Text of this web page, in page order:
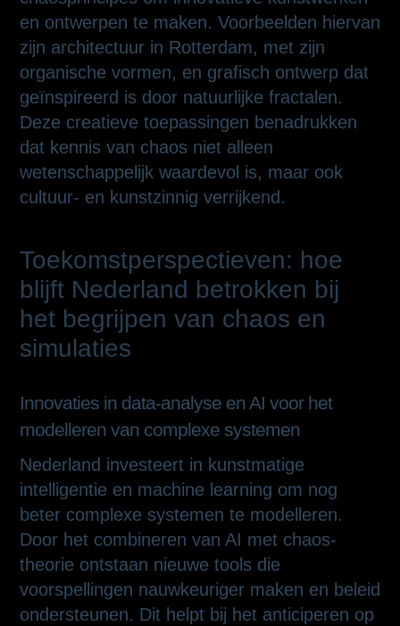
en ontwerpen te maken. Voorbeelden hiervan
zijn architectuur in Rotterdam, met zijn
organische vormen, en grafisch ontwerp dat
geïnspireerd is door natuurlijke fractalen.
Deze creatieve toepassingen benadrukken
dat kennis van chaos niet alleen
wetenschappelijk waardevol is, maar ook
cultuur- en kunstzinnig verrijkend.
Toekomstperspectieven: hoe
blijft Nederland betrokken bij
het begrijpen van chaos en
simulaties
Innovaties in data-analyse en AI voor het
modelleren van complexe systemen
Nederland investeert in kunstmatige
intelligentie en machine learning om nog
beter complexe systemen te modelleren.
Door het combineren van AI met chaos-
theorie ontstaan nieuwe tools die
voorspellingen nauwkeuriger maken en beleid
ondersteunen. Dit helpt bij het anticiperen op